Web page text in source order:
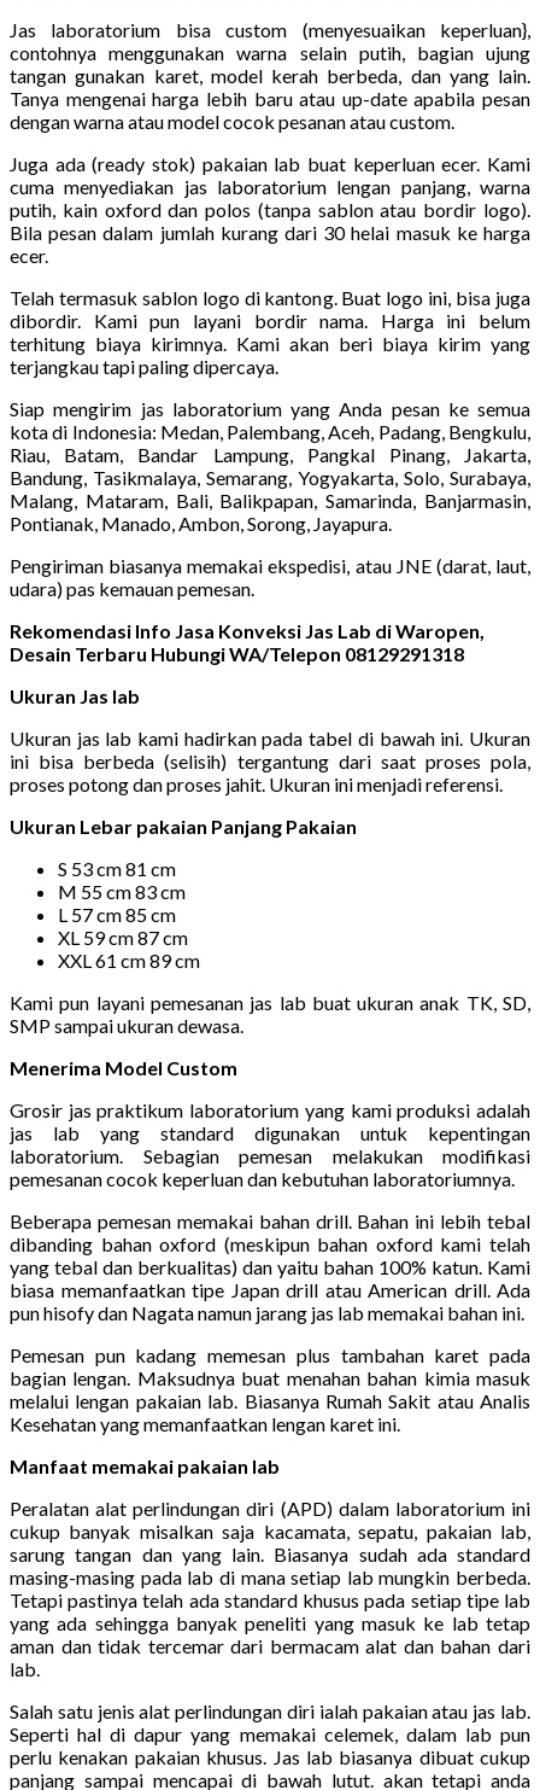
Jas laboratorium bisa custom (menyesuaikan keperluan},
contohnya menggunakan warna selain putih, bagian ujung
tangan gunakan karet, model kerah berbeda, dan yang lain.
Tanya mengenai harga lebih baru atau up-date apabila pesan
dengan warna atau model cocok pesanan atau custom.
Juga ada (ready stok) pakaian lab buat keperluan ecer. Kami
cuma menyediakan jas laboratorium lengan panjang, warna
putih, kain oxford dan polos (tanpa sablon atau bordir logo).
Bila pesan dalam jumlah kurang dari 30 helai masuk ke harga
ecer.
Telah termasuk sablon logo di kantong. Buat logo ini, bisa juga
dibordir. Kami pun layani bordir nama. Harga ini belum
terhitung biaya kirimnya. Kami akan beri biaya kirim yang
terjangkau tapi paling dipercaya.
Siap mengirim jas laboratorium yang Anda pesan ke semua
kota di Indonesia: Medan, Palembang, Aceh, Padang, Bengkulu,
Riau, Batam, Bandar Lampung, Pangkal Pinang, Jakarta,
Bandung, Tasikmalaya, Semarang, Yogyakarta, Solo, Surabaya,
Malang, Mataram, Bali, Balikpapan, Samarinda, Banjarmasin,
Pontianak, Manado, Ambon, Sorong, Jayapura.
Pengiriman biasanya memakai ekspedisi, atau JNE (darat, laut,
udara) pas kemauan pemesan.
Rekomendasi Info Jasa Konveksi Jas Lab di Waropen,
Desain Terbaru Hubungi WA/Telepon 08129291318
Ukuran Jas lab
Ukuran jas lab kami hadirkan pada tabel di bawah ini. Ukuran
ini bisa berbeda (selisih) tergantung dari saat proses pola,
proses potong dan proses jahit. Ukuran ini menjadi referensi.
Ukuran Lebar pakaian Panjang Pakaian
S 53 cm 81 cm
M 55 cm 83 cm
L 57 cm 85 cm
XL 59 cm 87 cm
XXL 61 cm 89 cm
Kami pun layani pemesanan jas lab buat ukuran anak TK, SD,
SMP sampai ukuran dewasa.
Menerima Model Custom
Grosir jas praktikum laboratorium yang kami produksi adalah
jas lab yang standard digunakan untuk kepentingan
laboratorium. Sebagian pemesan melakukan modifikasi
pemesanan cocok keperluan dan kebutuhan laboratoriumnya.
Beberapa pemesan memakai bahan drill. Bahan ini lebih tebal
dibanding bahan oxford (meskipun bahan oxford kami telah
yang tebal dan berkualitas) dan yaitu bahan 100% katun. Kami
biasa memanfaatkan tipe Japan drill atau American drill. Ada
pun hisofy dan Nagata namun jarang jas lab memakai bahan ini.
Pemesan pun kadang memesan plus tambahan karet pada
bagian lengan. Maksudnya buat menahan bahan kimia masuk
melalui lengan pakaian lab. Biasanya Rumah Sakit atau Analis
Kesehatan yang memanfaatkan lengan karet ini.
Manfaat memakai pakaian lab
Peralatan alat perlindungan diri (APD) dalam laboratorium ini
cukup banyak misalkan saja kacamata, sepatu, pakaian lab,
sarung tangan dan yang lain. Biasanya sudah ada standard
masing-masing pada lab di mana setiap lab mungkin berbeda.
Tetapi pastinya telah ada standard khusus pada setiap tipe lab
yang ada sehingga banyak peneliti yang masuk ke lab tetap
aman dan tidak tercemar dari bermacam alat dan bahan dari
lab.
Salah satu jenis alat perlindungan diri ialah pakaian atau jas lab.
Seperti hal di dapur yang memakai celemek, dalam lab pun
perlu kenakan pakaian khusus. Jas lab biasanya dibuat cukup
panjang sampai mencapai di bawah lutut. akan tetapi anda